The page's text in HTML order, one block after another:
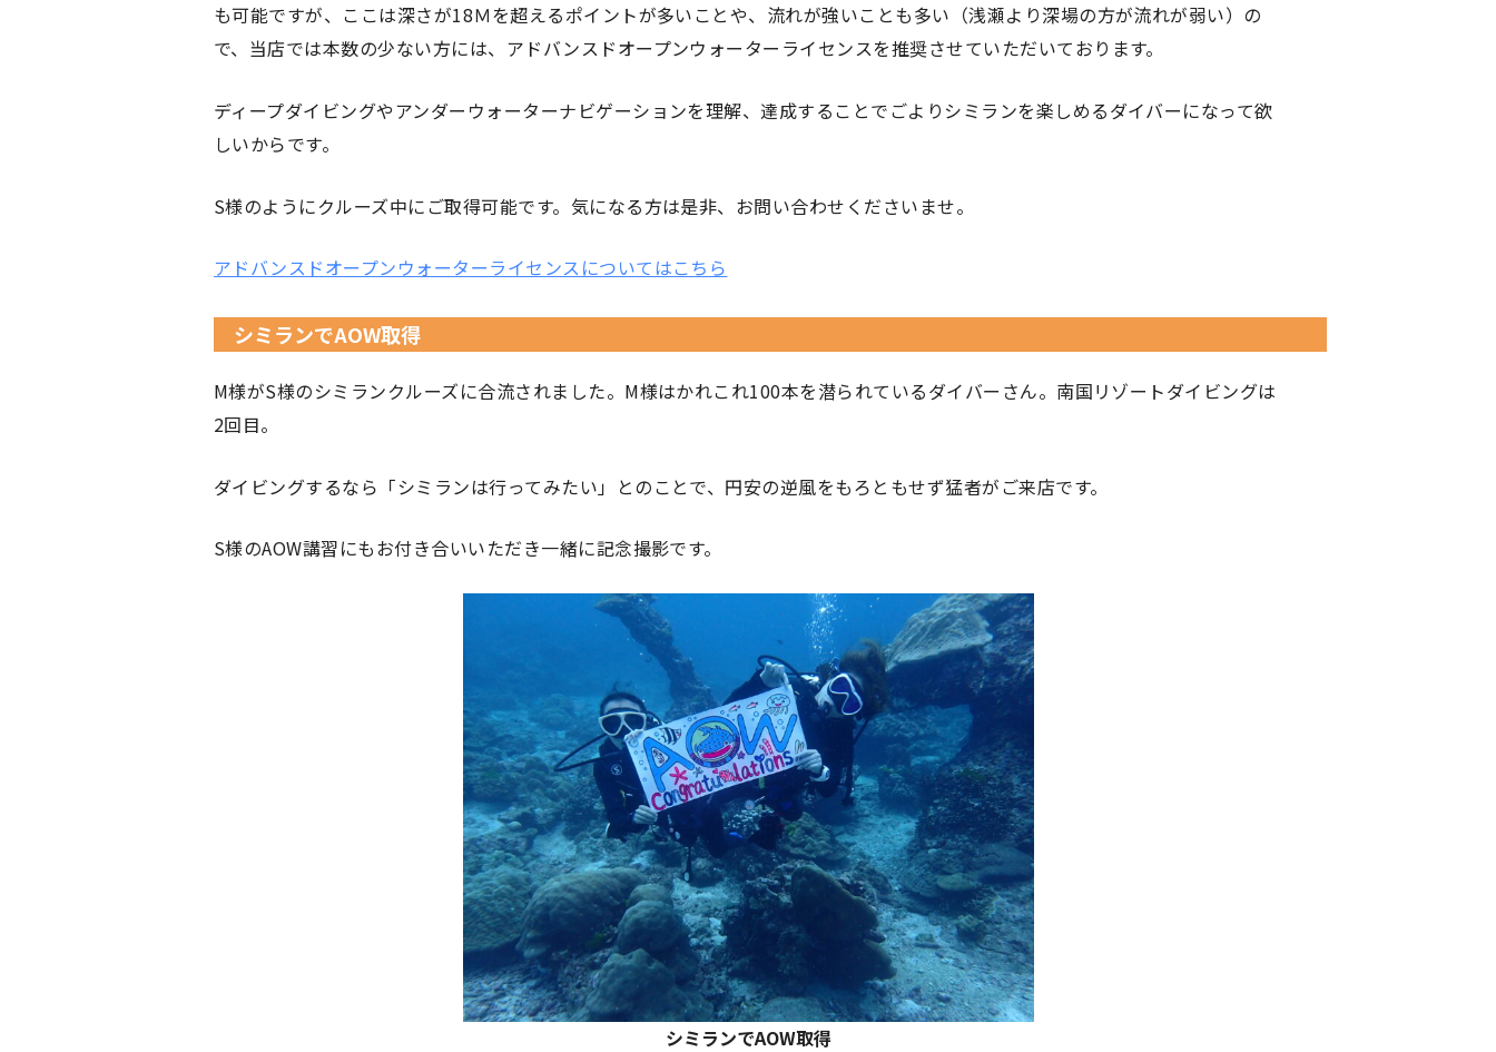
も可能ですが、ここは深さが18Ｍを超えるポイントが多いことや、流れが強いことも多い（浅瀬より深場の方が流れが弱い）の
で、当店では本数の少ない方には、アドバンスドオープンウォーターライセンスを推奨させていただいております。
ディープダイビングやアンダーウォーターナビゲーションを理解、達成することでごよりシミランを楽しめるダイバーになって欲
しいからです。
S様のようにクルーズ中にご取得可能です。気になる方は是非、お問い合わせくださいませ。
アドバンスドオープンウォーターライセンスについてはこちら
シミランでAOW取得
M様がS様のシミランクルーズに合流されました。M様はかれこれ100本を潜られているダイバーさん。南国リゾートダイビングは
2回目。
ダイビングするなら「シミランは行ってみたい」とのことで、円安の逆風をもろともせず猛者がご来店です。
S様のAOW講習にもお付き合いいただき一緒に記念撮影です。
シミランでAOW取得